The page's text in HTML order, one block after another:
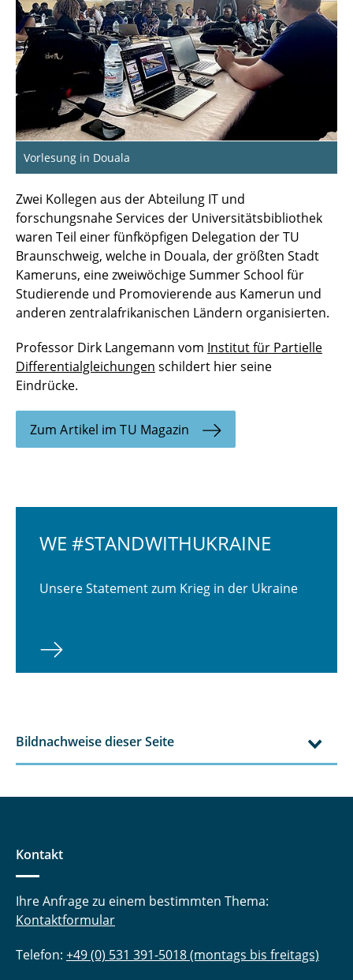
Vorlesung in Douala
Zwei Kollegen aus der Abteilung IT und
forschungsnahe Services der Universitätsbibliothek
waren Teil einer fünfköpfigen Delegation der TU
Braunschweig, welche in Douala, der größten Stadt
Kameruns, eine zweiwöchige Summer School für
Studierende und Promovierende aus Kamerun und
anderen zentralafrikanischen Ländern organisierten.
Professor Dirk Langemann vom Institut für Partielle
Differentialgleichungen schildert hier seine
Eindrücke.
Zum Artikel im TU Magazin
WE #STANDWITHUKRAINE
Unsere Statement zum Krieg in der Ukraine
Bildnachweise dieser Seite
Kontakt
Ihre Anfrage zu einem bestimmten Thema:
Kontaktformular
Telefon: +49 (0) 531 391-5018 (montags bis freitags)